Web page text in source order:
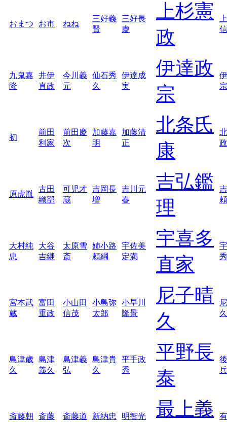
おまつ お市 ねね
三好義
賢
三好長
慶
上杉憲
政
信
九鬼嘉
隆
井伊
直政
今川義
元
仙石秀
久
伊達成
実
伊達政
宗
宗
初
前田
利家
前田慶
次
加藤嘉
明
加藤清
正
北条氏
康
政
原虎胤
古田
織部
可児才
蔵
吉岡長
増
吉川元
春
吉弘鑑
理
頼
大村純
忠
大谷
吉継
太原雪
斎
姉小路
頼綱
宇佐美
定満
宇喜多
直家
宮本武
蔵
富田
重政
小山田
信茂
小島弥
太郎
小早川
隆景
尼子晴
久
久
島津歳
久
島津
義久
島津義
弘
島津貴
久
平手政
秀
平野長
泰
斎藤朝
斎藤
斎藤道
新納忠
明智光
最上義